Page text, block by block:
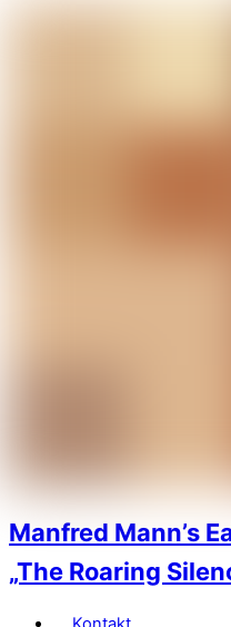
Manfred Mann’s
„The Roaring